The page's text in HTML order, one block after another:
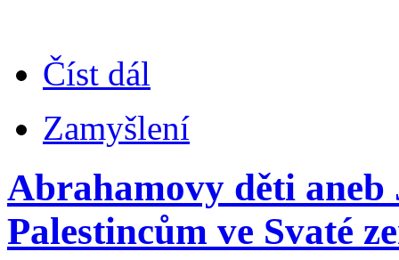
Číst dál
Zamyšlení
Abrahamovy děti aneb
Palestincům ve Svaté